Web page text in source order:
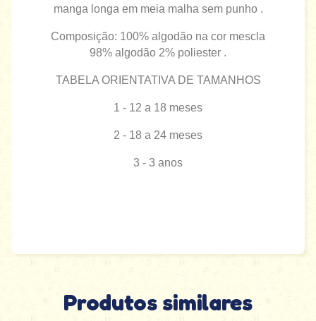
manga longa em meia malha sem punho .
Composição: 100% algodão na cor mescla
98% algodão 2% poliester .
TABELA ORIENTATIVA DE TAMANHOS
1 - 12 a 18 meses
2 - 18 a 24 meses
3 - 3 anos
Produtos similares